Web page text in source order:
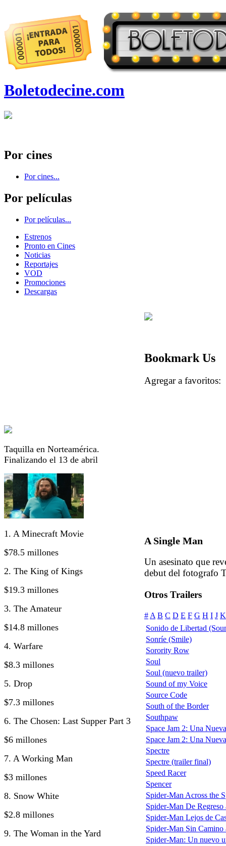
Boletodecine.com
Por cines
Por cines...
Por películas
Por películas...
Estrenos
Pronto en Cines
Noticias
Reportajes
VOD
Promociones
Descargas
Taquilla en Norteamérica.
Finalizando el 13 de abril
1. A Minecraft Movie
$78.5 millones
2. The King of Kings
$19.3 millones
3. The Amateur
$14.8 millones
4. Warfare
$8.3 millones
5. Drop
$7.3 millones
6. The Chosen: Last Supper Part 3
$6 millones
7. A Working Man
$3 millones
8. Snow White
$2.8 millones
9. The Woman in the Yard
Bookmark Us
Agregar a
A Single Man
Un asesinato que
debut del fotografo
Otros Trailers
# A B C D E F G H I J K
Sonido de Libertad
Sonríe (Smile)
Sorority Row
Soul
Soul (nuevo trailer)
Sound of my Voice
Source Code
South of the Border
Southpaw
Space Jam 2: Una
Space Jam 2: Una
Spectre
Spectre (trailer final)
Speed Racer
Spencer
Spider-Man Across the
Spider-Man De
Spider-Man Lejos de
Spider-Man Sin
Spider-Man: Un nuevo